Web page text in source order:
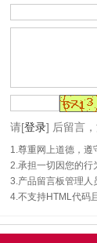
请[登录] 后留言
1.尊重网上道德，
2.承担一切因您的行
3.产品留言板管理人
4.不支持HTML代码